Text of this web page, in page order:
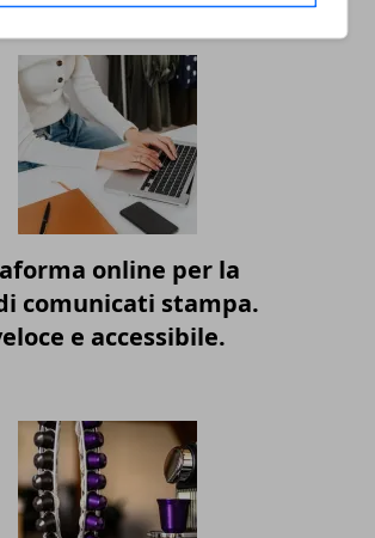
online per la
comunicati stampa.
e accessibile.